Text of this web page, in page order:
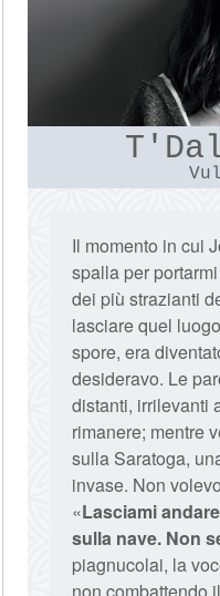
Il momento in cui
spalla per
dei più strazianti
lasciare quel
spore, era
desideravo. Le
distanti, irrilevanti
rimanere; mentre
sulla Saratoga,
invase. Non
«Lasciami
sulla nave. Non
piagnucolai, la
non combattendo